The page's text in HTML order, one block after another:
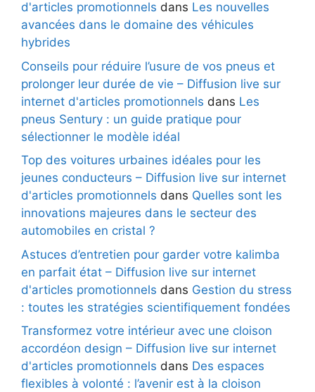
d'articles promotionnels dans Les nouvelles
avancées dans le domaine des véhicules
hybrides
Conseils pour réduire l’usure de vos pneus et
prolonger leur durée de vie – Diffusion live sur
internet d'articles promotionnels dans Les
pneus Sentury : un guide pratique pour
sélectionner le modèle idéal
Top des voitures urbaines idéales pour les
jeunes conducteurs – Diffusion live sur internet
d'articles promotionnels dans Quelles sont les
innovations majeures dans le secteur des
automobiles en cristal ?
Astuces d’entretien pour garder votre kalimba
en parfait état – Diffusion live sur internet
d'articles promotionnels dans Gestion du stress
: toutes les stratégies scientifiquement fondées
Transformez votre intérieur avec une cloison
accordéon design – Diffusion live sur internet
d'articles promotionnels dans Des espaces
flexibles à volonté : l’avenir est à la cloison